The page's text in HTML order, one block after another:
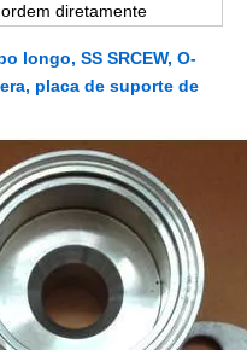
diretamente
longo, SS SRCEW, O-
placa de suporte de